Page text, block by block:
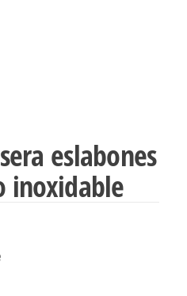
eslabones
inoxidable